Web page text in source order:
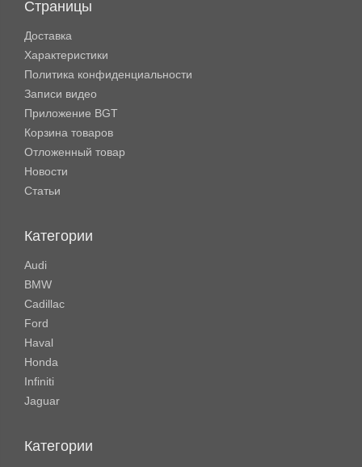
Страницы
Доставка
Характеристики
Политика конфиденциальности
Записи видео
Приложение BGT
Корзина товаров
Отложенный товар
Новости
Статьи
Категории
Audi
BMW
Cadillac
Ford
Haval
Honda
Infiniti
Jaguar
Категории